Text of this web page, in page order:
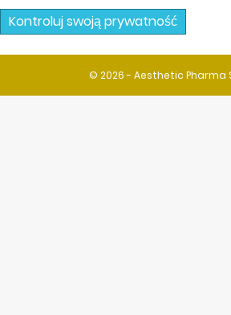
Kontroluj swoją prywatność
© 2026 - Aesthetic Pharma